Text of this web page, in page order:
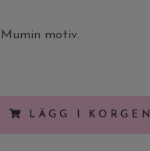
motiv.
LÄGG I KORGEN